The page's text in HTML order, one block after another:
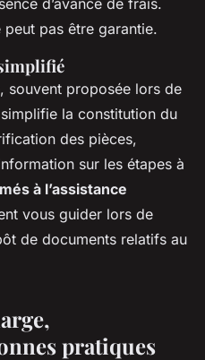
pas être garantie.
souvent proposée lors de
la constitution du
des pièces,
sur les étapes à
à l’assistance
vous guider lors de
de documents relatifs au
pratiques